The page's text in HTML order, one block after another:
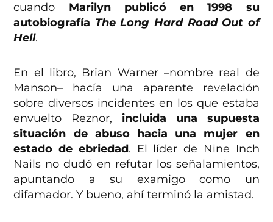
cuando Marilyn publicó en 1998 su
autobiografía The Long Hard Road Out of
Hell.
En el libro, Brian Warner –nombre real de
Manson– hacía una aparente revelación
sobre diversos incidentes en los que estaba
envuelto Reznor, incluida una supuesta
situación de abuso hacia una mujer en
estado de ebriedad. El líder de Nine Inch
Nails no dudó en refutar los señalamientos,
apuntando a su examigo como un
difamador. Y bueno, ahí terminó la amistad.